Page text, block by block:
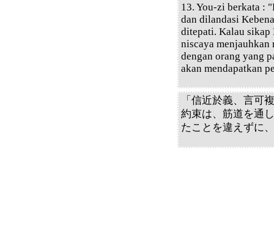
13. You-zi berkata :
dan dilandasi
ditepati. Kalau sikap
niscaya menjauhkan
dengan orang yang
akan mendapatkan
「信近於義、言可
約束は、筋道を通
たことを違えずに